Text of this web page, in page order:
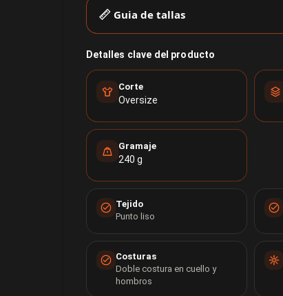
Guia de tallas
Detalles clave del producto
Corte
Oversize
Gramaje
240 g
Tejido
Punto liso
Costuras
Doble costura en cuello y
hombros